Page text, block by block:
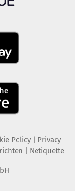
Policy| Privacy
| Netiquette